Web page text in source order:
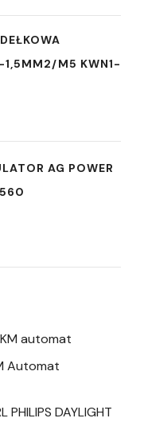
1,5MM2/M5 KWN1-
AG POWER
automat
Automat
DAYLIGHT